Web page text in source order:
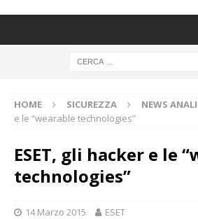
HOME SICUREZZA NEWS
e le “wearable technologies”
ESET, gli hacker e le
technologies”
14 Marzo 2015 ESET